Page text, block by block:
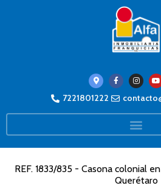
7221801222
REF. 1833/835 - Casona colonial
Querétaro